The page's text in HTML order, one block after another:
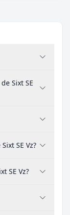
Sixt SE
SE Vz?
SE Vz?